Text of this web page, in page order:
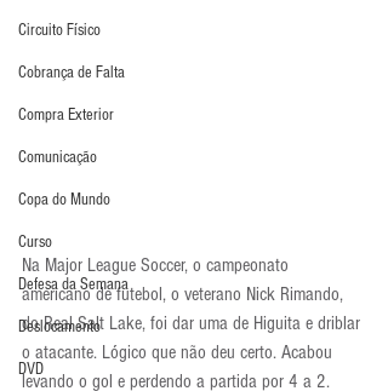
Circuito Físico
Cobrança de Falta
Compra Exterior
Comunicação
Copa do Mundo
Curso
Defesa da Semana
Deslocamento
DVD
Na Major League Soccer, o campeonato
americano de futebol, o veterano Nick Rimando,
do Real Salt Lake, foi dar uma de Higuita e driblar
o atacante. Lógico que não deu certo. Acabou
levando o gol e perdendo a partida por 4 a 2.